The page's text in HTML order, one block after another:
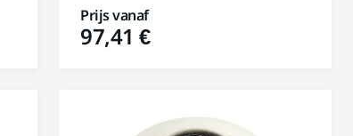
Prijs vanaf
97,41 €